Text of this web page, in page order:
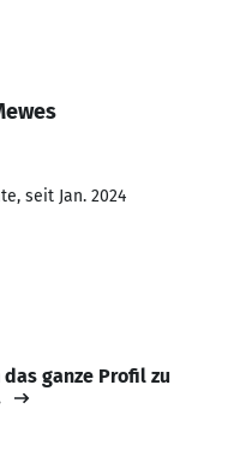
seit Jan. 2024
ganze Profil zu